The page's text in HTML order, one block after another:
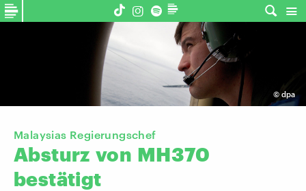
© dpa
Malaysias Regierungschef
Absturz von MH370
bestätigt